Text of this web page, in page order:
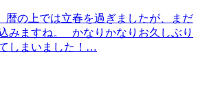
の上では立春を過ぎましたが、まだ
みますね。 かなりかなりお久しぶり
しまいました！…